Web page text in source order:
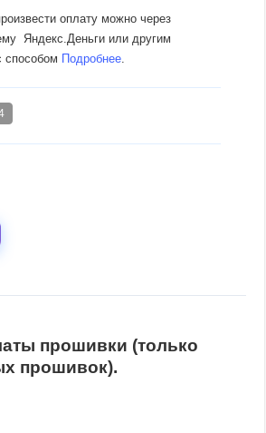
оплату можно через
Яндекс.Деньги или другим
способом Подробнее
прошивки (только
прошивок).